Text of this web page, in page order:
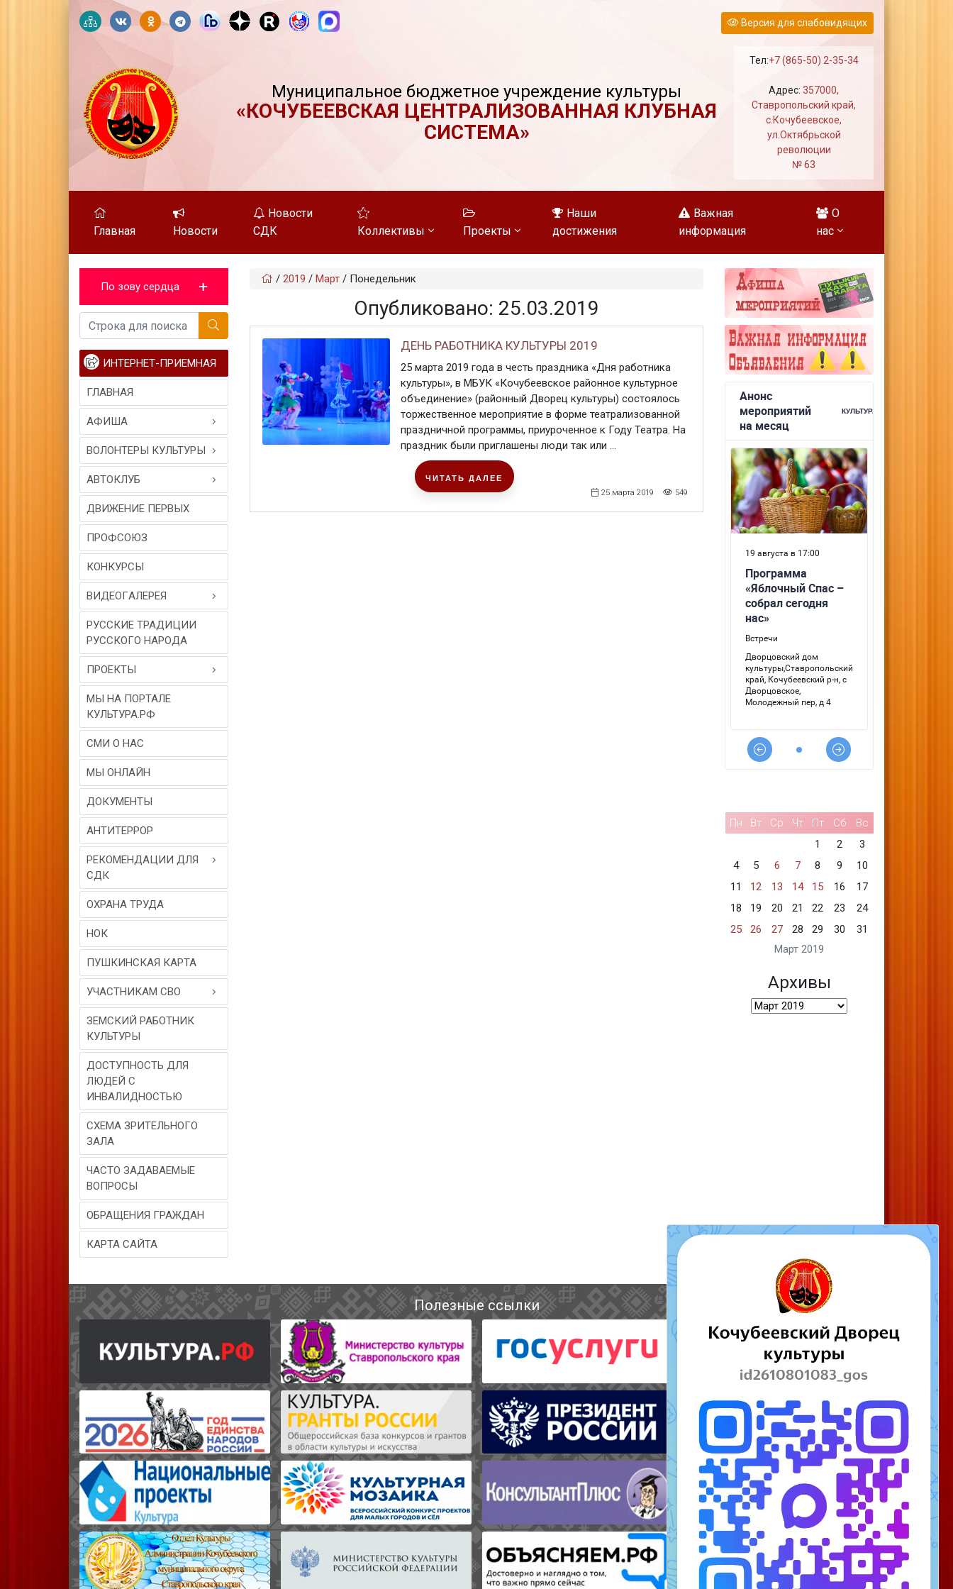
Версия для слабовидящих
Муниципальное бюджетное учреждение культуры
«КОЧУБЕЕВСКАЯ ЦЕНТРАЛИЗОВАННАЯ КЛУБНАЯ
СИСТЕМА»
Тел:+7 (865-50) 2-35-34
Адрес:357000,
Ставропольский край,
с.Кочубеевское,
ул.Октябрьской
революции
№ 63
Главная Новости
Новости
СДК
Коллективы Проекты
Наши
достижения
Важная
информация
О
нас
По зову сердца
ИНТЕРНЕТ-ПРИЕМНАЯ
ГЛАВНАЯ
АФИША
ВОЛОНТЕРЫ КУЛЬТУРЫ
АВТОКЛУБ
ДВИЖЕНИЕ ПЕРВЫХ
ПРОФСОЮЗ
КОНКУРСЫ
ВИДЕОГAЛЕРЕЯ
РУССКИЕ ТРАДИЦИИ
РУССКОГО НАРОДА
ПРОЕКТЫ
МЫ НА ПОРТАЛЕ
КУЛЬТУРА.РФ
СМИ О НАС
МЫ ОНЛАЙН
ДОКУМЕНТЫ
АНТИТЕРРОР
РЕКОМЕНДАЦИИ ДЛЯ
СДК
ОХРАНА ТРУДА
НОК
ПУШКИНСКАЯ КАРТА
УЧАСТНИКАМ СВО
ЗЕМСКИЙ РАБОТНИК
КУЛЬТУРЫ
ДОСТУПНОСТЬ ДЛЯ
ЛЮДЕЙ С
ИНВАЛИДНОСТЬЮ
СХЕМА ЗРИТЕЛЬНОГО
ЗАЛА
ЧАСТО ЗАДАВАЕМЫЕ
ВОПРОСЫ
ОБРАЩЕНИЯ ГРАЖДАН
КАРТА САЙТА
/ 2019 / Март/ Понедельник
Опубликовано: 25.03.2019
ДЕНЬ РАБОТНИКА КУЛЬТУРЫ 2019
25 марта 2019 года в честь праздника «Дня работника
культуры», в МБУК «Кочубеевское районное культурное
объединение» (районный Дворец культуры) состоялось
торжественное мероприятие в форме театрализованной
праздничной программы, приуроченное к Году Театра. На
праздник были приглашены люди так или ...
25 марта 2019 549
ЧИТАТЬ ДАЛЕЕ
Март 2019
Пн Вт Ср Чт Пт Сб
Вс
1
2
3
4
5 6 7 8 9
10
11
12 13 14 15 16
17
18
19 20 21 22 23
24
25
26 27 28 29 30 31
Архивы
Архивы
Полезные ссылки